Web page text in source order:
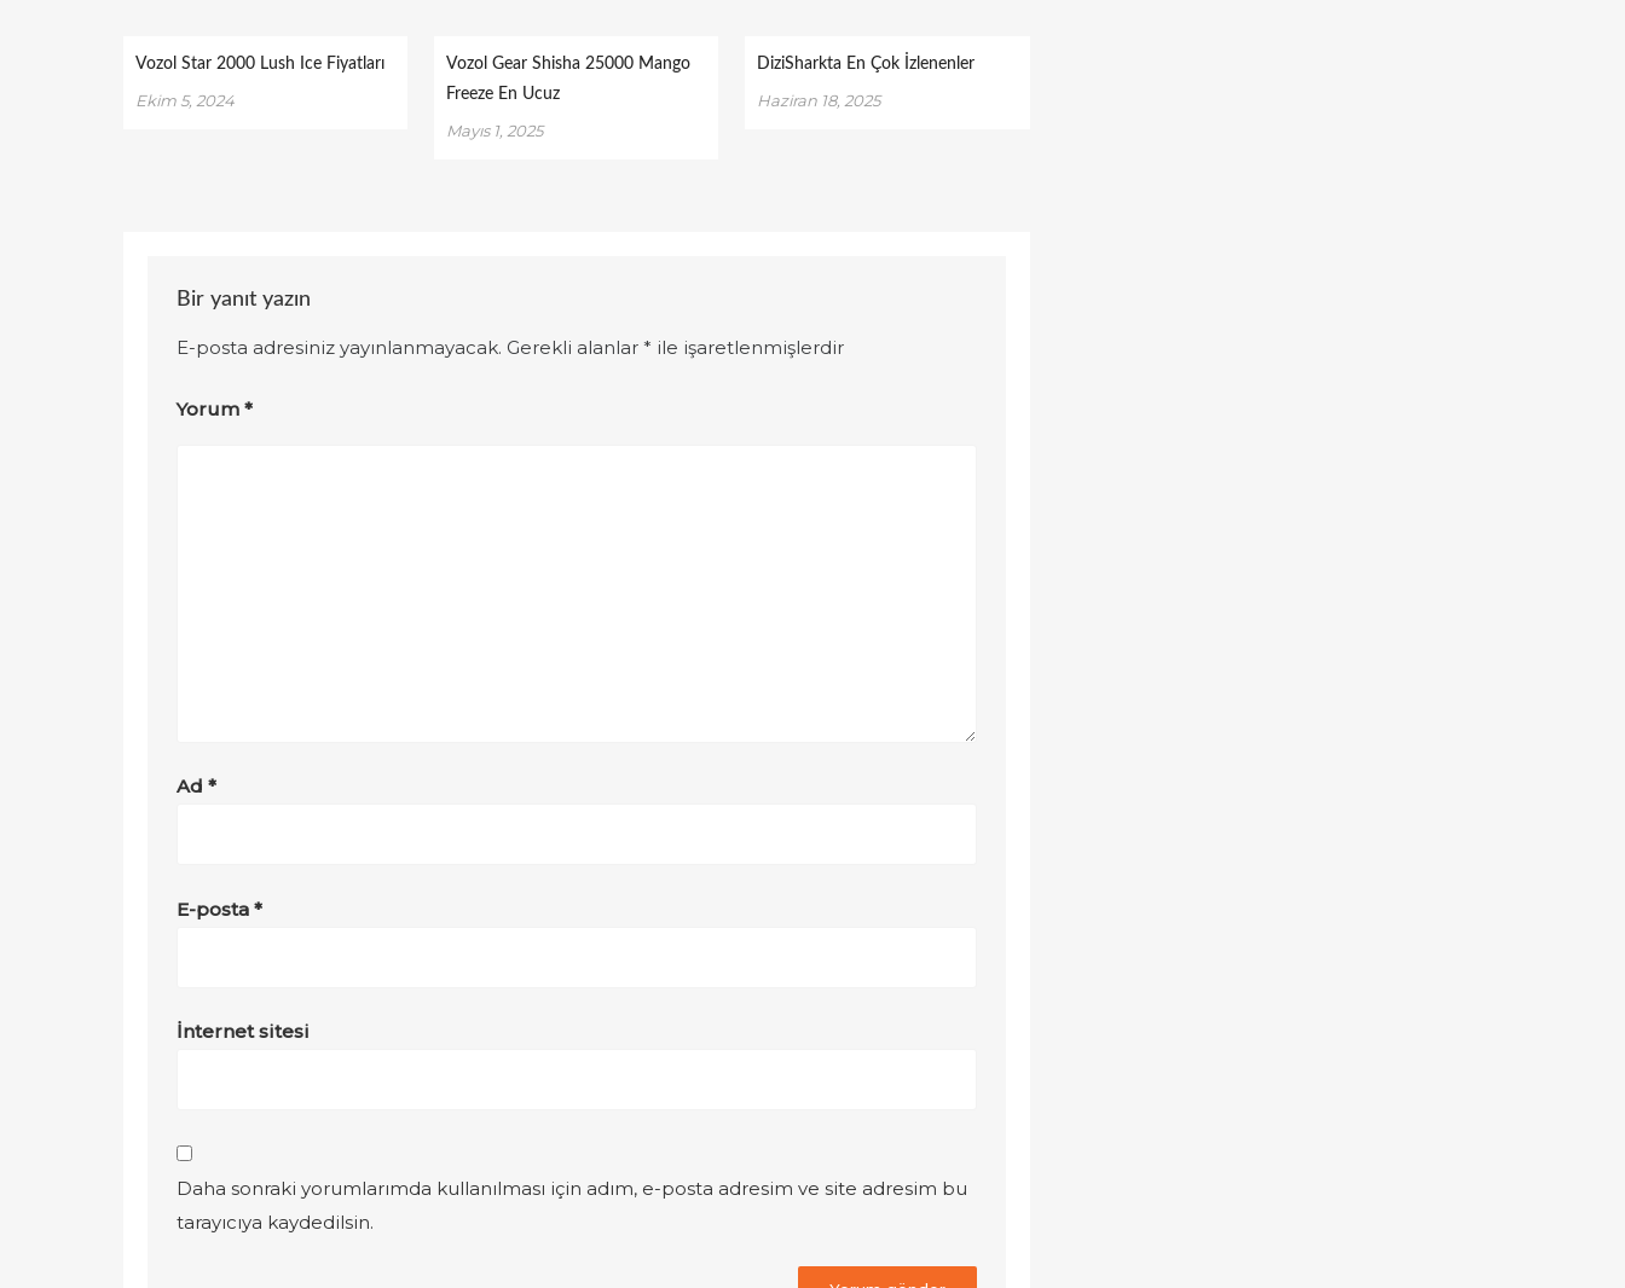
Vozol Star 2000 Lush Ice Fiyatları
Ekim 5, 2024
Vozol Gear Shisha 25000 Mango
Freeze En Ucuz
Mayıs 1, 2025
DiziSharkta En Çok İzlenenler
Haziran 18, 2025
Bir yanıt yazın
E-posta adresiniz yayınlanmayacak. Gerekli alanlar* ile işaretlenmişlerdir
Yorum*
Ad*
E-posta*
İnternet sitesi
Daha sonraki yorumlarımda kullanılması için adım, e-posta adresim ve site adresim bu
tarayıcıya kaydedilsin.